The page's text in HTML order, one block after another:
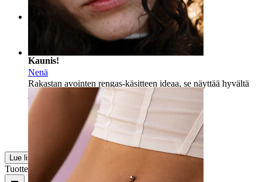
Nenä
Rating
Kaunis!
Rakastan avointen rengas-käsitteen ideaa, se näyttää hyvältä
ja erilaiselta.
Joana Vahvistettu ostos
Käännetty tekoälyllä Näytä alkuperäinen
Lue lisää
Tuotteen laatu